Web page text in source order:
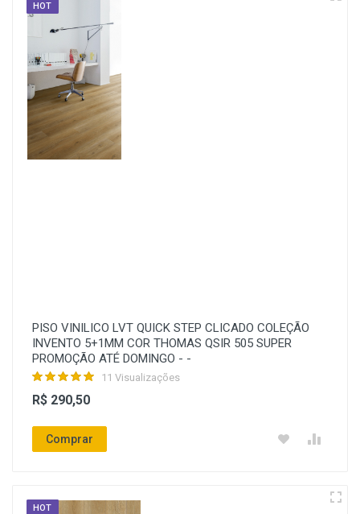
HOT
PISO VINILICO LVT QUICK STEP CLICADO COLEÇÃO
INVENTO 5+1MM COR THOMAS QSIR 505 SUPER
PROMOÇÃO ATÉ DOMINGO - -
11 Visualizações
R$ 290,50
Comprar
HOT